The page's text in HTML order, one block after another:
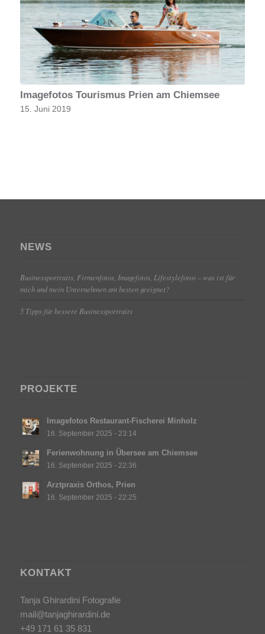
Imagefotos Tourismus Prien am Chiemsee
15. Juni 2019
NEWS
Businessportraits, Firmenfotos, Imagefotos, Lifestylefotos – was ist für
mich und mein Unternehmen am besten geeignet?
5 Tipps für bessere Businessportraits
PROJEKTE
Imagefotos Restaurant-Fischerei Minholz
16. September 2025 - 23:14
Ferienwohnung in Übersee am Chiemsee
16. September 2025 - 22:36
Arztpraxis Orthos, Prien
16. September 2025 - 22:25
KONTAKT
Tanja Ghirardini Fotografie
mail@tanjaghirardini.de
+49 171 61 35 831